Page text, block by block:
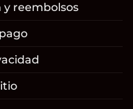
y reembolsos